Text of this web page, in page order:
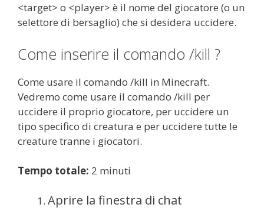
<target> o <player> è il nome del giocatore (o un
selettore di bersaglio) che si desidera uccidere.
Come inserire il comando /kill ?
Come usare il comando /kill in Minecraft.
Vedremo come usare il comando /kill per
uccidere il proprio giocatore, per uccidere un
tipo specifico di creatura e per uccidere tutte le
creature tranne i giocatori.
Tempo totale: 2 minuti
Aprire la finestra di chat